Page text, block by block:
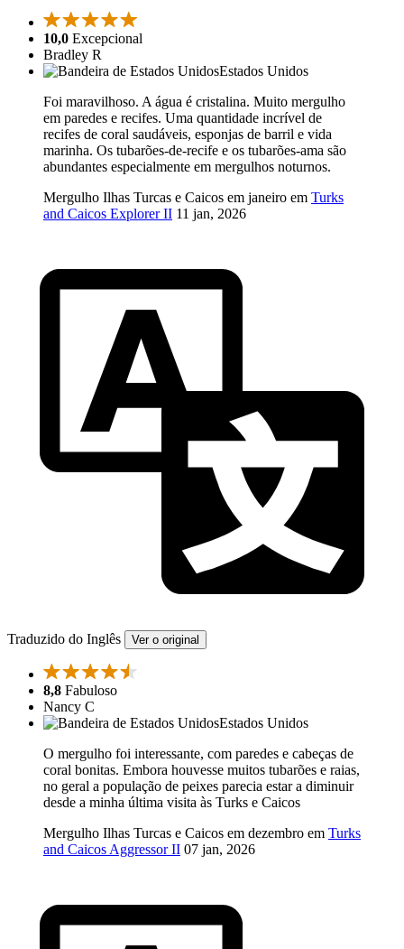
10,0 Excepcional
Bradley R
Estados Unidos
Foi maravilhoso. A água é cristalina. Muito mergulho
em paredes e recifes. Uma quantidade incrível de
recifes de coral saudáveis, esponjas de barril e vida
marinha. Os tubarões-de-recife e os tubarões-ama são
abundantes especialmente em mergulhos noturnos.
Mergulho Ilhas Turcas e Caicos em janeiro em Turks
and Caicos Explorer II 11 jan, 2026
Traduzido do Inglês Ver o original
8,8 Fabuloso
Nancy C
Estados Unidos
O mergulho foi interessante, com paredes e cabeças de
coral bonitas. Embora houvesse muitos tubarões e raias,
no geral a população de peixes parecia estar a diminuir
desde a minha última visita às Turks e Caicos
Mergulho Ilhas Turcas e Caicos em dezembro em Turks
and Caicos Aggressor II 07 jan, 2026